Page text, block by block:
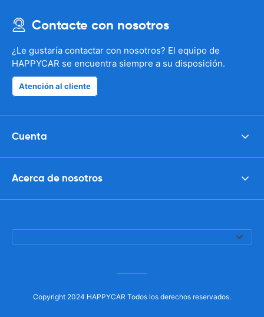
Contacte con nosotros
¿Le gustaría contactar con nosotros? El equipo de
HAPPYCAR se encuentra siempre a su disposición.
Atención al cliente
Cuenta
Acerca de nosotros
Copyright 2024 HAPPYCAR Todos los derechos reservados.